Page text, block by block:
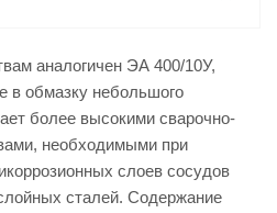
аналогичен ЭА 400/10У,
в обмазку небольшого
более высокими сварочно-
необходимыми при
слоев сосудов
сталей. Содержание